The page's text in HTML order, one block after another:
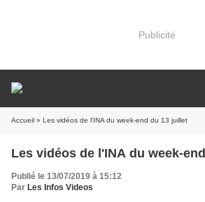
Publicité
Accueil » Les vidéos de l'INA du week-end du 13 juillet
Les vidéos de l'INA du week-
Publié le 13/07/2019 à 15:12
Par Les Infos Videos